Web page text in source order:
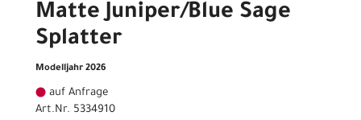
Matte Juniper/Blue Sage
Splatter
Modelljahr 2026
auf Anfrage
Art.Nr. 5334910